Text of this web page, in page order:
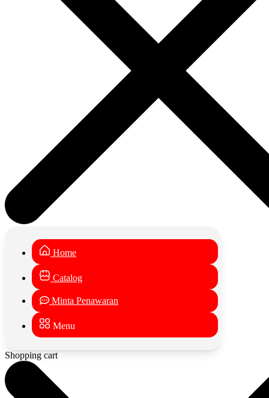
Home
Catalog
Minta Penawaran
Menu
Shopping cart